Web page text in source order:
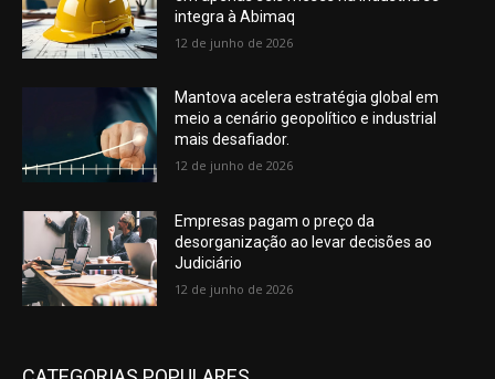
integra à Abimaq
12 de junho de 2026
Mantova acelera estratégia global em
meio a cenário geopolítico e industrial
mais desafiador.
12 de junho de 2026
Empresas pagam o preço da
desorganização ao levar decisões ao
Judiciário
12 de junho de 2026